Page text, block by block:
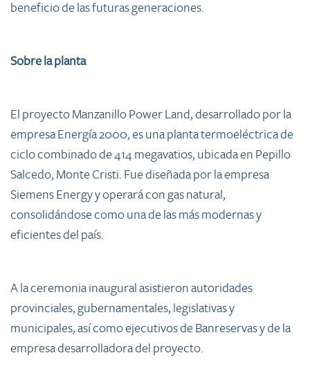
beneficio de las futuras generaciones.
Sobre la planta
El proyecto Manzanillo Power Land, desarrollado por la
empresa Energía 2000, es una planta termoeléctrica de
ciclo combinado de 414 megavatios, ubicada en Pepillo
Salcedo, Monte Cristi. Fue diseñada por la empresa
Siemens Energy y operará con gas natural,
consolidándose como una de las más modernas y
eficientes del país.
A la ceremonia inaugural asistieron autoridades
provinciales, gubernamentales, legislativas y
municipales, así como ejecutivos de Banreservas y de la
empresa desarrolladora del proyecto.